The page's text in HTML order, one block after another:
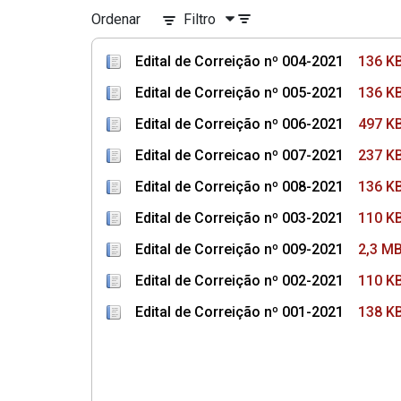
Ordenar Filtro
Edital de Correição nº 004-2021
136
Edital de Correição nº 005-2021
136
Edital de Correição nº 006-2021
497
Edital de Correicao nº 007-2021
237
Edital de Correição nº 008-2021
136
Edital de Correição nº 003-2021
110
Edital de Correição nº 009-2021
2,3 MB
Edital de Correição nº 002-2021
110
Edital de Correição nº 001-2021
138